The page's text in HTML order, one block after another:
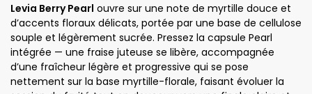
Levia Berry Pearl ouvre sur une note de myrtille douce et
d’accents floraux délicats, portée par une base de cellulose
souple et légèrement sucrée. Pressez la capsule Pearl
intégrée — une fraise juteuse se libère, accompagnée
d’une fraîcheur légère et progressive qui se pose
nettement sur la base myrtille-florale, faisant évoluer la